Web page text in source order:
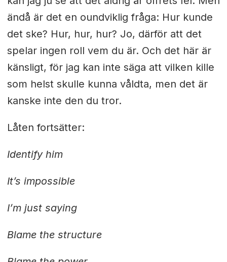
ändå är det en oundviklig fråga: Hur kunde
det ske? Hur, hur, hur? Jo, därför att det
spelar ingen roll vem du är. Och det här är
känsligt, för jag kan inte säga att vilken kille
som helst skulle kunna våldta, men det är
kanske inte den du tror.
Låten fortsätter:
Identify him
It’s impossible
I’m just saying
Blame the structure